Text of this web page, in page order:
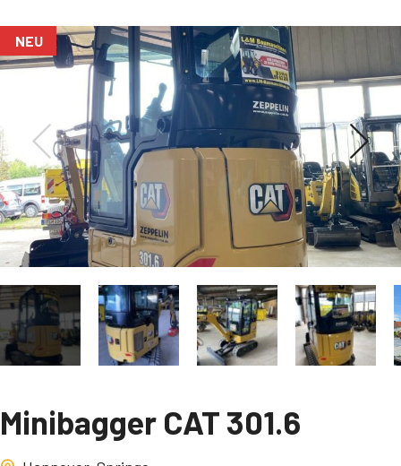
NEU
Minibagger CAT 301.6